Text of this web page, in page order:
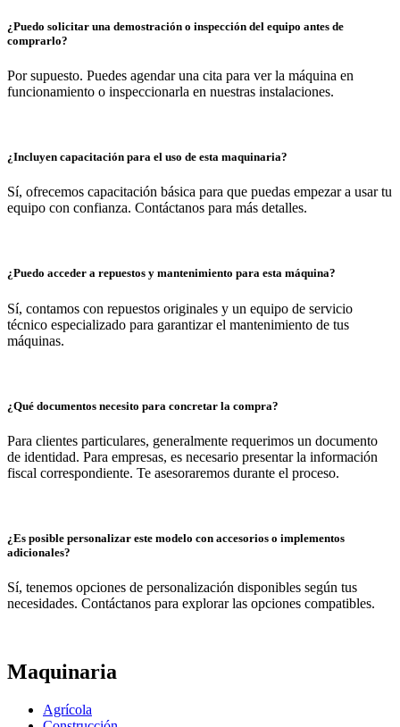
¿Puedo solicitar una demostración o inspección del equipo antes de
comprarlo?
Por supuesto. Puedes agendar una cita para ver la máquina en
funcionamiento o inspeccionarla en nuestras instalaciones.
¿Incluyen capacitación para el uso de esta maquinaria?
Sí, ofrecemos capacitación básica para que puedas empezar a usar tu
equipo con confianza. Contáctanos para más detalles.
¿Puedo acceder a repuestos y mantenimiento para esta máquina?
Sí, contamos con repuestos originales y un equipo de servicio
técnico especializado para garantizar el mantenimiento de tus
máquinas.
¿Qué documentos necesito para concretar la compra?
Para clientes particulares, generalmente requerimos un documento
de identidad. Para empresas, es necesario presentar la información
fiscal correspondiente. Te asesoraremos durante el proceso.
¿Es posible personalizar este modelo con accesorios o implementos
adicionales?
Sí, tenemos opciones de personalización disponibles según tus
necesidades. Contáctanos para explorar las opciones compatibles.
Maquinaria
Agrícola